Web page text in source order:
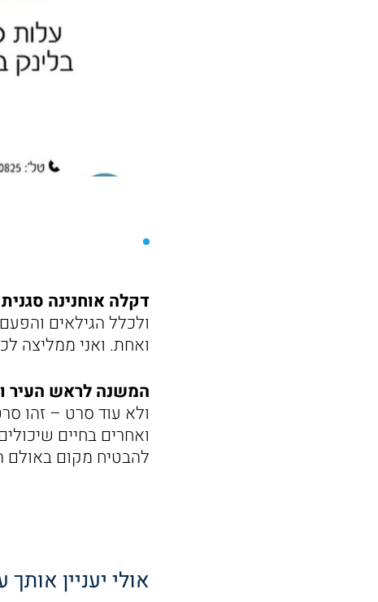
דקלה אוחנינה
ולכלל הגילאים
ואחת. ואני ממליצה
המשנה לראש העיר
ולא עוד סרט – זהו
ואחרים בחיים
להבטיח מקום באולם
אולי יעניין אותך